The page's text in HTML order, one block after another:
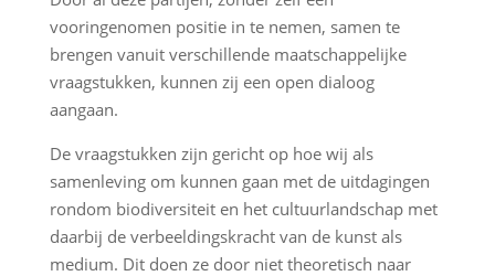
vooringenomen positie in te nemen, samen te
brengen vanuit verschillende maatschappelijke
vraagstukken, kunnen zij een open dialoog
aangaan.
De vraagstukken zijn gericht op hoe wij als
samenleving om kunnen gaan met de uitdagingen
rondom biodiversiteit en het cultuurlandschap met
daarbij de verbeeldingskracht van de kunst als
medium. Dit doen ze door niet theoretisch naar